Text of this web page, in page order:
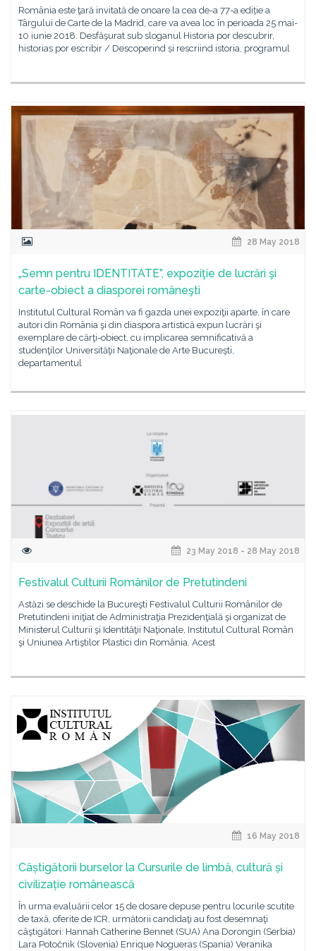
România este ţară invitată de onoare la cea de-a 77-a ediție a
Târgului de Carte de la Madrid, care va avea loc în perioada 25 mai-
10 iunie 2018. Desfăşurat sub sloganul Historia por descubrir,
historias por escribir / Descoperind și rescriind istoria, programul
28 May 2018
„Semn pentru IDENTITATE”, expoziţie de lucrări şi
carte-obiect a diasporei româneşti
Institutul Cultural Român va fi gazda unei expoziţii aparte, în care
autori din România şi din diaspora artistică expun lucrări şi
exemplare de cărţi-obiect, cu implicarea semnificativă a
studenţilor Universităţii Naţionale de Arte Bucureşti,
departamentul
23 May 2018 - 28 May 2018
Festivalul Culturii Românilor de Pretutindeni
Astăzi se deschide la Bucureşti Festivalul Culturii Românilor de
Pretutindeni iniţiat de Administraţia Prezidenţială şi organizat de
Ministerul Culturii şi Identităţii Naţionale, Institutul Cultural Român
şi Uniunea Artiştilor Plastici din România. Acest
16 May 2018
Câștigătorii burselor la Cursurile de limbă, cultură și
civilizație românească
În urma evaluării celor 15 de dosare depuse pentru locurile scutite
de taxă, oferite de ICR, următorii candidaţi au fost desemnaţi
câştigători: Hannah Catherine Bennet (SUA) Ana Dorongin (Serbia)
Lara Potočnik (Slovenia) Enrique Nogueras (Spania) Veranika